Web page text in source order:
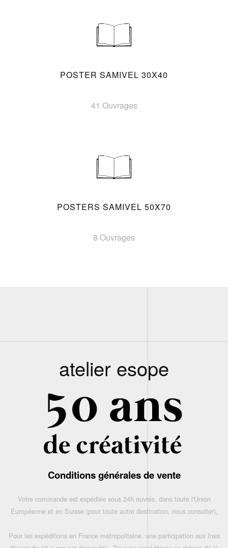
POSTER SAMIVEL 30X40
41 Ouvrages
POSTERS SAMIVEL 50X70
8 Ouvrages
atelier esope
Conditions générales de vente
Votre commande est expédiée sous 24h ouvrés, dans toute l'Union
Européenne et en Suisse (pour toute autre destination, nous consulter),
Pour les expéditions en France métropolitaine, une participation aux frais